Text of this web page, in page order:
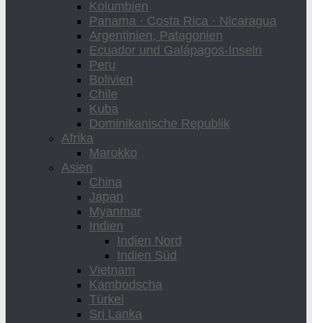
Kolumbien
Panama · Costa Rica · Nicaragua
Argentinien, Patagonien
Ecuador und Galápagos-Inseln
Peru
Bolivien
Chile
Kuba
Dominikanische Republik
Afrika
Marokko
Asien
China
Japan
Myanmar
Indien
Indien Nord
Indien Süd
Vietnam
Kambodscha
Türkei
Sri Lanka